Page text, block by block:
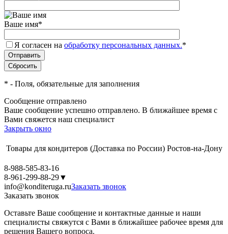
Ваше имя*
Я согласен на обработку персональных данных.*
* - Поля, обязательные для заполнения
Сообщение отправлено
Ваше сообщение успешно отправлено. В ближайшее время с
Вами свяжется наш специалист
Закрыть окно
Товары для кондитеров (Доставка по России) Ростов-на-Дону
8-988-585-83-16
8-961-299-88-29▼
info@konditeruga.ruЗаказать звонок
Заказать звонок
Оставьте Ваше сообщение и контактные данные и наши
специалисты свяжутся с Вами в ближайшее рабочее время для
решения Вашего вопроса.